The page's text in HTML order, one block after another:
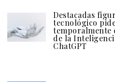
Destacadas
tecnológico
temporalmente
de la
ChatGPT